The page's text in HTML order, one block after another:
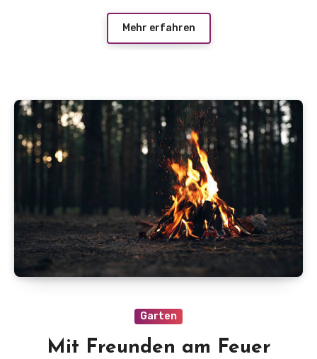
Mehr erfahren
Garten
Mit Freunden am Feuer